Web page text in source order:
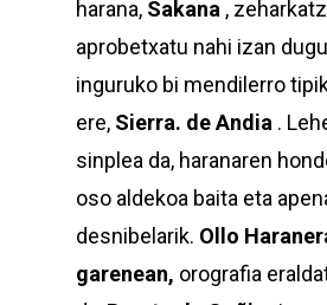
harana, Sakana ,
aprobetxatu nahi izan
inguruko bi mendilerro
ere, Sierra. de Andia .
sinplea da, haranaren
oso aldekoa baita eta
desnibelarik. Ollo
garenean, orografia